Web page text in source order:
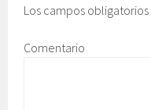
Los campos
Comentario